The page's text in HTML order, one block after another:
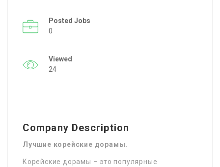
Posted Jobs
0
Viewed
24
Company Description
Лучшие корейские дорамы.
Корейские дорамы – это популярные